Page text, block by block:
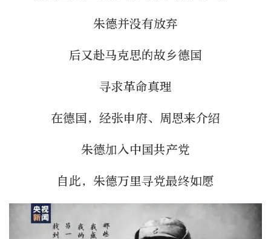
朱德并没有放弃
后又赴马克思的故乡德国
寻求革命真理
在德国，经张申府、周恩来介绍
朱德加入中国共产党
自此，朱德万里寻党最终如愿